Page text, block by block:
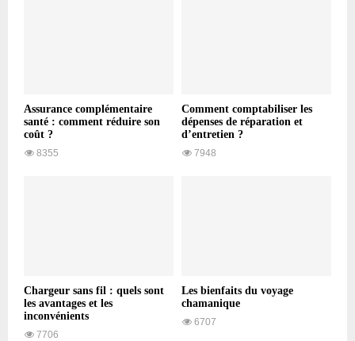
Assurance complémentaire
santé : comment réduire son
coût ?
8355
Comment comptabiliser les
dépenses de réparation et
d’entretien ?
7948
Chargeur sans fil : quels sont
les avantages et les
inconvénients
7706
Les bienfaits du voyage
chamanique
6707